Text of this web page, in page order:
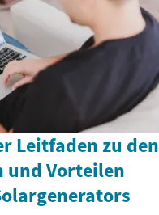
Leitfaden zu den
und Vorteilen